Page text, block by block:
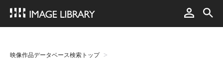
映像作品データベース検索トップ